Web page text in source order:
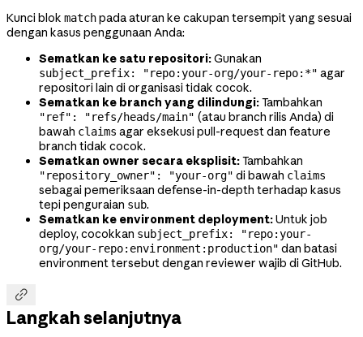
Kunci blok matchpada aturan ke cakupan tersempit yang sesuai
dengan kasus penggunaan Anda:
Sematkan ke satu repositori:Gunakan
subject_prefix: "repo:your-org/your-repo:*" agar
repositori lain di organisasi tidak cocok.
Sematkan ke branch yang dilindungi:Tambahkan
"ref": "refs/heads/main" (atau branch rilis Anda) di
bawah claims agar eksekusi pull-request dan feature
branch tidak cocok.
Sematkan owner secara eksplisit:Tambahkan
"repository_owner": "your-org" di bawah claims
sebagai pemeriksaan defense-in-depth terhadap kasus
tepi penguraian sub.
Sematkan ke environment deployment:Untuk job
deploy, cocokkan subject_prefix: "repo:your-
org/your-repo:environment:production" dan batasi
environment tersebut dengan reviewer wajib di GitHub.

Langkah selanjutnya